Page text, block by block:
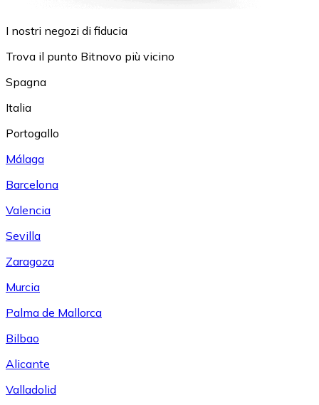
I nostri negozi di fiducia
Trova il punto Bitnovo più vicino
Spagna
Italia
Portogallo
Málaga
Barcelona
Valencia
Sevilla
Zaragoza
Murcia
Palma de Mallorca
Bilbao
Alicante
Valladolid